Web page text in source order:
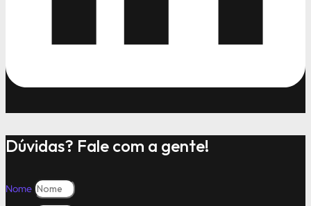
Dúvidas? Fale com a gente!
Nome